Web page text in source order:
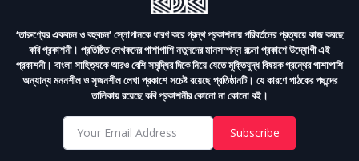
‘তারুণ্যের একবচন ও বহুবচন’ স্লোগানকে ধারণ করে গ্রন্থ প্রকাশনায় পরিবর্তনের প্রত্যয়ে কাজ করছে
কবি প্রকাশনী। প্রতিষ্ঠিত লেখকদের পাশাপাশি নতুনদের মানসম্পন্ন রচনা প্রকাশে উদ্যোগী এই
প্রকাশনী। বাংলা সাহিত্যকে আরও বেশি সমৃদ্ধির দিকে নিয়ে যেতে মুক্তিযুদ্ধ বিষয়ক গ্রন্থের পাশাপাশি
অন্যান্য মননশীল ও সৃজনশীল লেখা প্রকাশে সচেষ্ট রয়েছে প্রতিষ্ঠানটি। যে কারণে পাঠকের পছন্দের
তালিকায় রয়েছে কবি প্রকাশনীর কোনো না কোনো বই।
Subscribe